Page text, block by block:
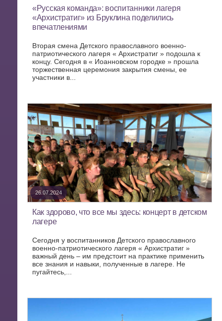
«Русская команда»: воспитанники лагеря
«Архистратиг» из Бруклина поделились
впечатлениями
Вторая смена Детского православного военно-
патриотического лагеря « Архистратиг » подошла к
концу. Сегодня в « Иоанновском городке » прошла
торжественная церемония закрытия смены, ее
участники в...
26.07.2024
Как здорово, что все мы здесь: концерт в детском
лагере
Сегодня у воспитанников Детского православного
военно-патриотического лагеря « Архистратиг »
важный день – им предстоит на практике применить
все знания и навыки, полученные в лагере. Не
пугайтесь,...